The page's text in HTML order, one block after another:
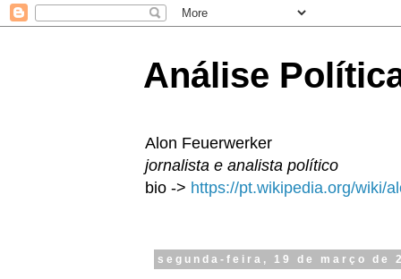
Análise
Alon Feuerwerker
jornalista e analista político
bio -> https://pt.wikipedia.org/wiki/
segunda-feira, 19 de março de